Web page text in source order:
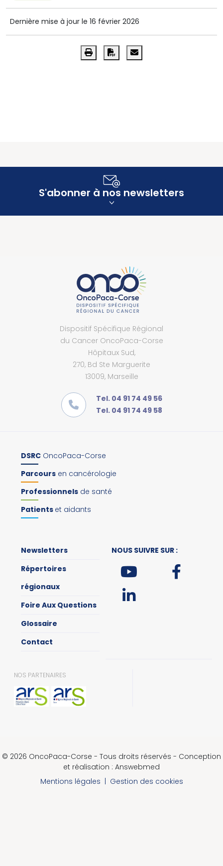
Dernière mise à jour le 16 février 2026
S'abonner à nos newsletters
Dispositif Spécifique Régional
du Cancer OncoPaca-Corse
Hôpitaux Sud,
270, Bd Ste Marguerite
13009, Marseille
Tel. 04 91 74 49 56
Tel. 04 91 74 49 58
DSRC OncoPaca-Corse
Parcours en cancérologie
Professionnels de santé
Patients et aidants
Newsletters
Répertoires
régionaux
Foire Aux Questions
Glossaire
Contact
NOUS SUIVRE SUR :
NOS PARTENAIRES
© 2026 OncoPaca-Corse - Tous droits réservés - Conception
et réalisation : Answebmed
Mentions légales
Gestion des cookies